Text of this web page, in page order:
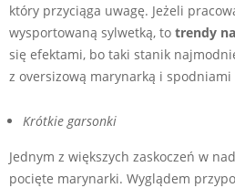
który przyciąga uwagę. Jeżeli
wysportowaną sylwetką, to trendy
się efektami, bo taki stanik
z oversizową marynarką i
Krótkie garsonki
Jednym z większych zaskoczeń w
pocięte marynarki. Wyglądem